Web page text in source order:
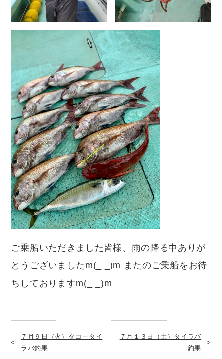
ご乗船いただきました皆様、雨の降る中ありが
とうございましたm(_ _)m またのご乗船をお待
ちしておりますm(_ _)m
７月９日（火）タコ＋タイ
ラバ釣果
７月１３日（土）タイラバ
釣果